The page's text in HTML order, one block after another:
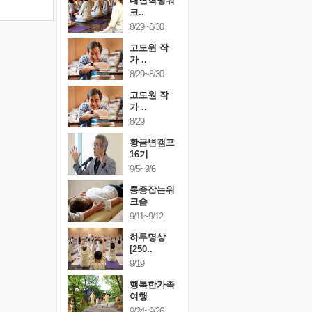
크..
8/29~8/30
고도원 작
가 ..
8/29~8/30
고도원 작
가 ..
8/29
황금변캠프
16기
9/5~9/6
통증잡는워
크숍
9/11~9/12
하루명상
[250..
9/19
행복한가족
여행